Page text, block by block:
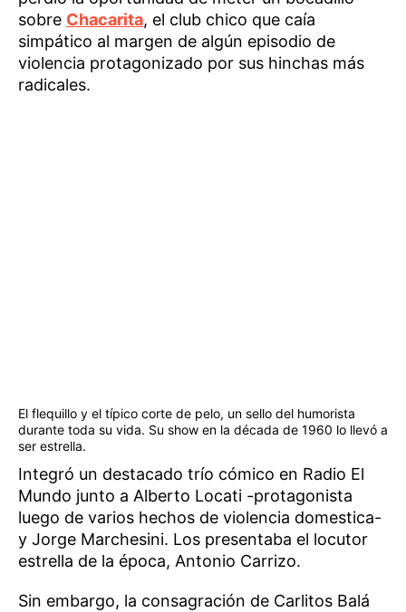
sobre Chacarita, el club chico que caía
simpático al margen de algún episodio de
violencia protagonizado por sus hinchas más
radicales.
El flequillo y el típico corte de pelo, un sello del humorista
durante toda su vida. Su show en la década de 1960 lo llevó a
ser estrella.
Integró un destacado trío cómico en Radio El
Mundo junto a Alberto Locati -protagonista
luego de varios hechos de violencia domestica-
y Jorge Marchesini. Los presentaba el locutor
estrella de la época, Antonio Carrizo.
Sin embargo, la consagración de Carlitos Balá